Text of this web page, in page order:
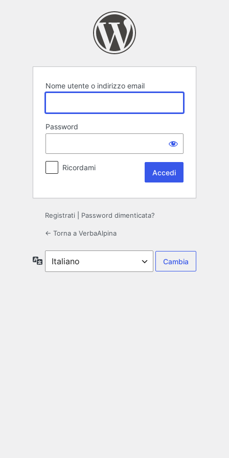
Nome utente o indirizzo email
Password
Ricordami
Registrati Password dimenticata?
← Torna a VerbaAlpina
Lingua